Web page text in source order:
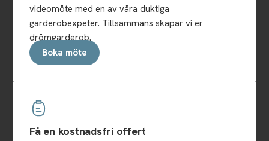
videomöte med en av våra duktiga
garderobexpeter. Tillsammans skapar vi er
drömgarderob.
Boka möte
Få en kostnadsfri offert